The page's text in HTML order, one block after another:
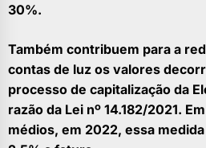
30%.
Também contribuem para a
contas de luz os valores
processo de capitalização da
razão da Lei nº 14.182/2021.
médios, em 2022, essa